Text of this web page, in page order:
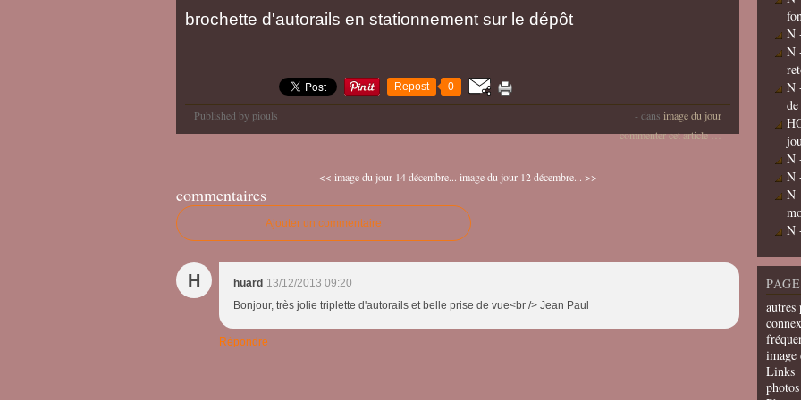
brochette d'autorails en stationnement sur le dépôt
Repost 0
Published by piouls - dans image du jour
commenter cet article…
<< image du jour 14 décembre... image du jour 12 décembre... >>
commentaires
Ajouter un commentaire
H huard 13/12/2013 09:20
Bonjour, très jolie triplette d'autorails et belle prise de vue<br /> Jean Paul
Répondre
N
N
N
N
N
N
N
autres
image
Links